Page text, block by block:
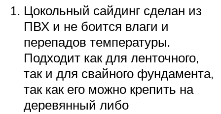
Цокольный сайдинг сделан из
ПВХ и не боится влаги и
перепадов температуры.
Подходит как для ленточного,
так и для свайного фундамента,
так как его можно крепить на
деревянный либо